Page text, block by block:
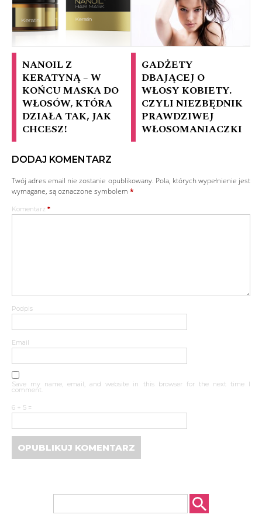
NANOIL Z
KERATYNĄ – W
KOŃCU MASKA DO
WŁOSÓW, KTÓRA
DZIAŁA TAK, JAK
CHCESZ!
GADŻETY
DBAJĄCEJ O
WŁOSY KOBIETY.
CZYLI NIEZBĘDNIK
PRAWDZIWEJ
WŁOSOMANIACZKI
DODAJ KOMENTARZ
Twój adres email nie zostanie opublikowany. Pola, których wypełnienie jest
wymagane, są oznaczone symbolem *
Komentarz *
Podpis
Email
Save my name, email, and website in this browser for the next time I
comment.
6 + 5 =